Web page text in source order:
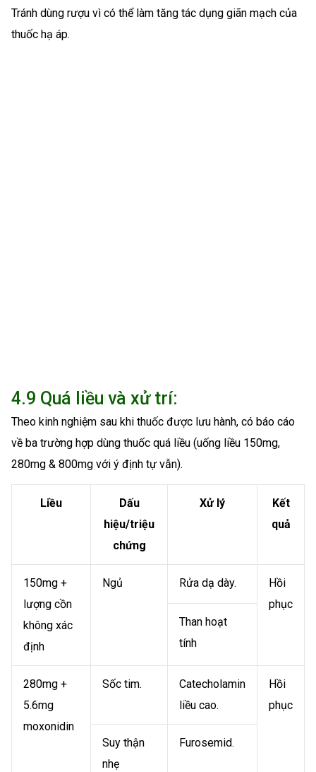
Tránh dùng rượu vì có thể làm tăng tác dụng giãn mạch của
thuốc hạ áp.
4.9 Quá liều và xử trí:
Theo kinh nghiệm sau khi thuốc được lưu hành, có báo cáo
về ba trường hợp dùng thuốc quá liều (uống liều 150mg,
280mg & 800mg với ý định tự vẫn).
Liều
Dấu
hiệu/triệu
chứng
Xử lý
Kết
quả
150mg +
lượng cồn
không xác
định
Ngủ Rửa dạ dày.
Hồi
phục
Than hoạt
tính
280mg +
5.6mg
moxonidin
Sốc tim.
Catecholamin
liều cao.
Hồi
phục
Suy thận
nhẹ
Furosemid.